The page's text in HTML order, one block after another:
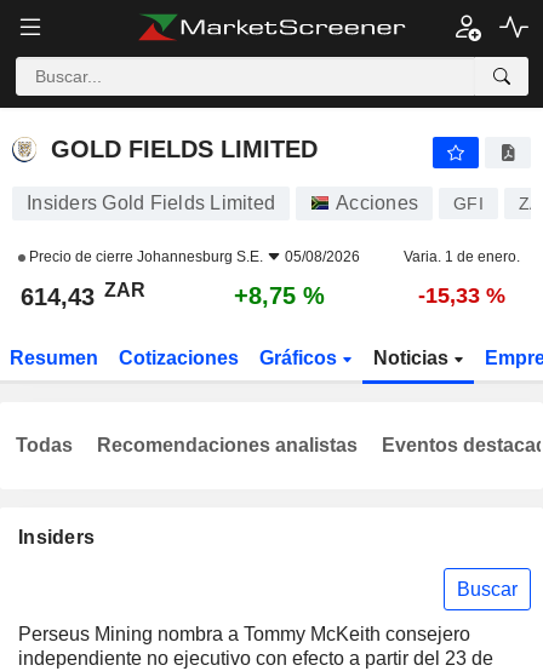
GOLD FIELDS LIMITED
GOLD FIELDS LIMITED
Insiders Gold Fields Limited Acciones GFI
Precio de cierre Johannesburg S.E. 05/08/2026 Varia. 1 de enero.
614,43 ZAR +8,75 % -15,33 %
Resumen Cotizaciones Gráficos Noticias
Insiders
Buscar
Perseus Mining nombra a Tommy McKeith consejero
independiente no ejecutivo con efecto a partir del 23 de
Todas Recomendaciones analistas Eventos